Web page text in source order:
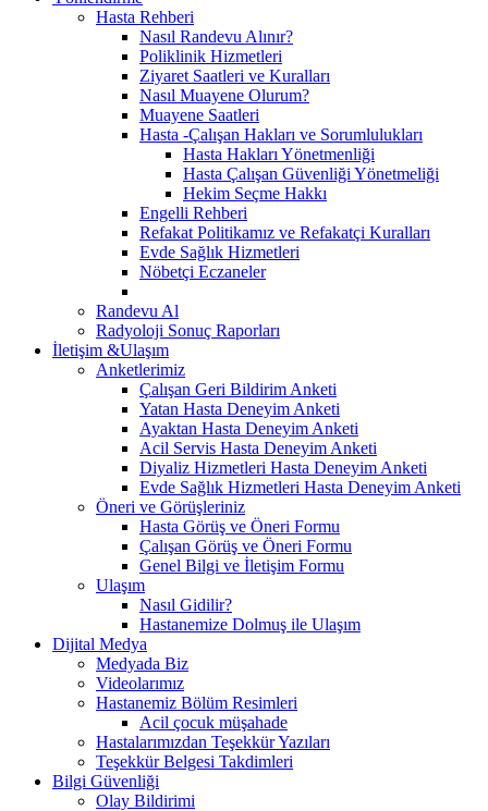
Hasta Rehberi
Nasıl Randevu Alınır?
Poliklinik Hizmetleri
Ziyaret Saatleri ve Kuralları
Nasıl Muayene Olurum?
Muayene Saatleri
Hasta -Çalışan Hakları ve Sorumlulukları
Hasta Hakları Yönetmenliği
Hasta Çalışan Güvenliği Yönetmeliği
Hekim Seçme Hakkı
Engelli Rehberi
Refakat Politikamız ve Refakatçi Kuralları
Evde Sağlık Hizmetleri
Nöbetçi Eczaneler
Randevu Al
Radyoloji Sonuç Raporları
İletişim &Ulaşım
Anketlerimiz
Çalışan Geri Bildirim Anketi
Yatan Hasta Deneyim Anketi
Ayaktan Hasta Deneyim Anketi
Acil Servis Hasta Deneyim Anketi
Diyaliz Hizmetleri Hasta Deneyim Anketi
Evde Sağlık Hizmetleri Hasta Deneyim Anketi
Öneri ve Görüşleriniz
Hasta Görüş ve Öneri Formu
Çalışan Görüş ve Öneri Formu
Genel Bilgi ve İletişim Formu
Ulaşım
Nasıl Gidilir?
Hastanemize Dolmuş ile Ulaşım
Dijital Medya
Medyada Biz
Videolarımız
Hastanemiz Bölüm Resimleri
Acil çocuk müşahade
Hastalarımızdan Teşekkür Yazıları
Teşekkür Belgesi Takdimleri
Bilgi Güvenliği
Olay Bildirimi